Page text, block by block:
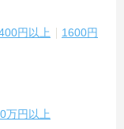
円以上
1600円
万円以上